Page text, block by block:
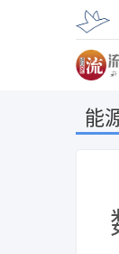
能